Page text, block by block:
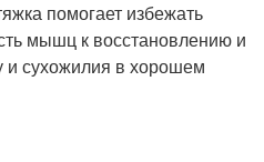
помогает избежать
мышц к восстановлению и
и сухожилия в хорошем